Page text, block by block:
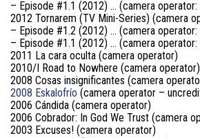
– Episode #1.1 (2012) … (camera operator:
2012 Tornarem (TV Mini-Series) (camera
– Episode #1.2 (2012) … (camera operator:
– Episode #1.1 (2012) … (camera operator:
2011 La cara oculta (camera operator)
2010/I Road to Nowhere (camera operator)
2008 Cosas insignificantes (camera
2008 Eskalofrío (camera operator –
2006 Cándida (camera operator)
2006 Cobrador: In God We Trust (camera
2003 Excuses! (camera operator)